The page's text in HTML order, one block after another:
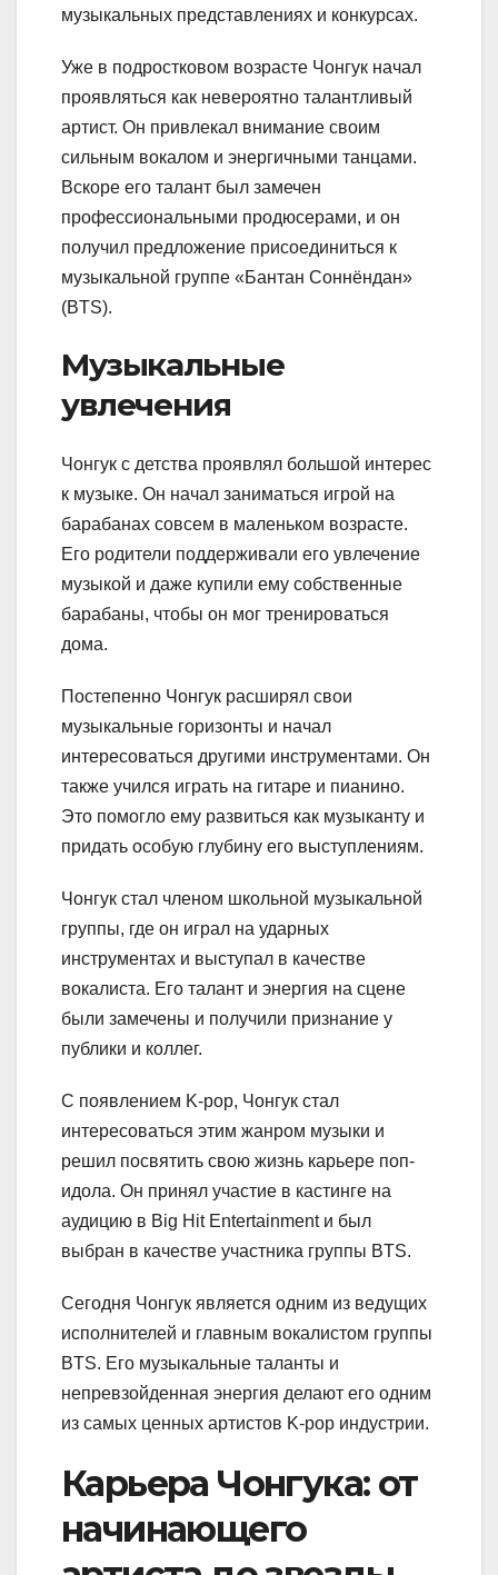
музыкальных представлениях и конкурсах.
Уже в подростковом возрасте Чонгук начал
проявляться как невероятно талантливый
артист. Он привлекал внимание своим
сильным вокалом и энергичными танцами.
Вскоре его талант был замечен
профессиональными продюсерами, и он
получил предложение присоединиться к
музыкальной группе «Бантан Соннёндан»
(BTS).
Музыкальные
увлечения
Чонгук с детства проявлял большой интерес
к музыке. Он начал заниматься игрой на
барабанах совсем в маленьком возрасте.
Его родители поддерживали его увлечение
музыкой и даже купили ему собственные
барабаны, чтобы он мог тренироваться
дома.
Постепенно Чонгук расширял свои
музыкальные горизонты и начал
интересоваться другими инструментами. Он
также учился играть на гитаре и пианино.
Это помогло ему развиться как музыканту и
придать особую глубину его выступлениям.
Чонгук стал членом школьной музыкальной
группы, где он играл на ударных
инструментах и выступал в качестве
вокалиста. Его талант и энергия на сцене
были замечены и получили признание у
публики и коллег.
С появлением K-pop, Чонгук стал
интересоваться этим жанром музыки и
решил посвятить свою жизнь карьере поп-
идола. Он принял участие в кастинге на
аудицию в Big Hit Entertainment и был
выбран в качестве участника группы BTS.
Сегодня Чонгук является одним из ведущих
исполнителей и главным вокалистом группы
BTS. Его музыкальные таланты и
непревзойденная энергия делают его одним
из самых ценных артистов K-pop индустрии.
Карьера Чонгука: от
начинающего